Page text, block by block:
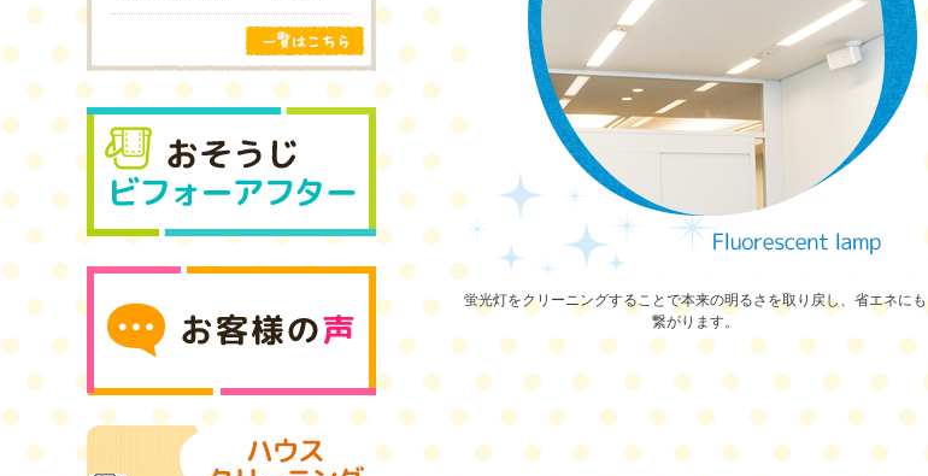
蛍光灯をクリーニングすることで本来の明るさを取り戻し、省エネにも
繋がります。